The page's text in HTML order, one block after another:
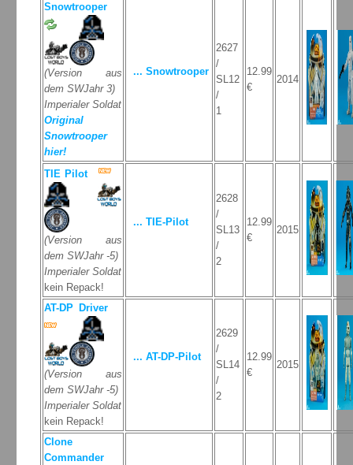
Snowtrooper
(Version aus
dem SWJahr 3)
Imperialer Soldat
Original
Snowtrooper
hier!
... Snowtrooper
2627
/
SL12
/
1
12.99
€
2014
TIE Pilot
(Version aus
dem SWJahr -5)
Imperialer Soldat
kein Repack!
... TIE-Pilot
2628
/
SL13
/
2
12.99
€
2015
AT-DP Driver
(Version aus
dem SWJahr -5)
Imperialer Soldat
kein Repack!
... AT-DP-Pilot
2629
/
SL14
/
2
12.99
€
2015
Clone
Commander